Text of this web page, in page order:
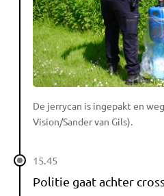
De jerrycan is ingepakt en
Vision/Sander van Gils).
15.45
Politie gaat achter